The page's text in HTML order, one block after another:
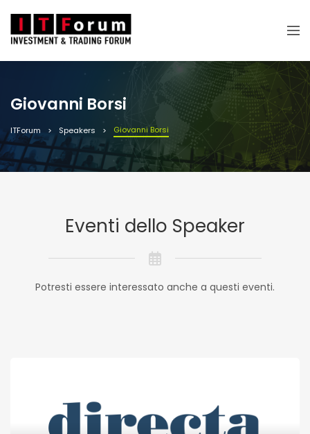
Giovanni Borsi
ITForum Speakers Giovanni Borsi
Eventi dello Speaker
Potresti essere interessato anche a questi eventi.